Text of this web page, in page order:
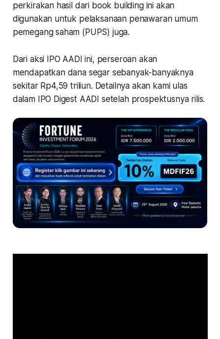
perkirakan hasil dari book building ini akan
digunakan untuk pelaksanaan penawaran umum
pemegang saham (PUPS) juga.
Dari aksi IPO AADI ini, perseroan akan
mendapatkan dana segar sebanyak-banyaknya
sekitar Rp4,59 triliun. Detailnya akan kami ulas
dalam IPO Digest AADI setelah prospektusnya rilis.